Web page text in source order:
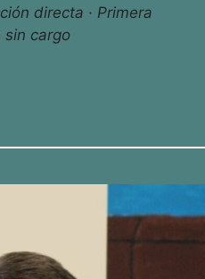
directa · Primera
sin cargo